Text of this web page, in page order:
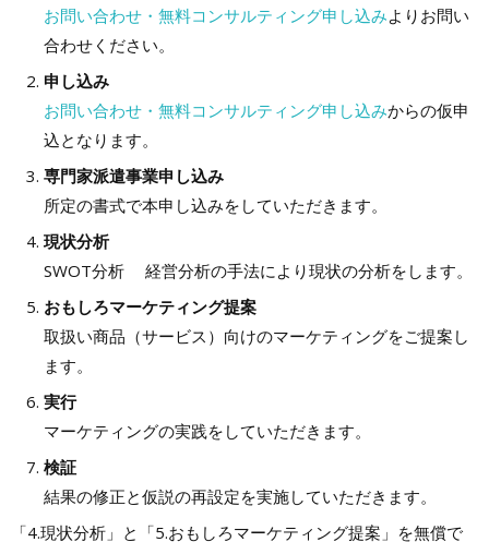
お問い合わせ・無料コンサルティング申し込みよりお問い
合わせください。
申し込み
お問い合わせ・無料コンサルティング申し込みからの仮申
込となります。
専門家派遣事業申し込み
所定の書式で本申し込みをしていただきます。
現状分析
SWOT分析 経営分析の手法により現状の分析をします。
おもしろマーケティング提案
取扱い商品（サービス）向けのマーケティングをご提案し
ます。
実行
マーケティングの実践をしていただきます。
検証
結果の修正と仮説の再設定を実施していただきます。
「4.現状分析」と「5.おもしろマーケティング提案」を無償で